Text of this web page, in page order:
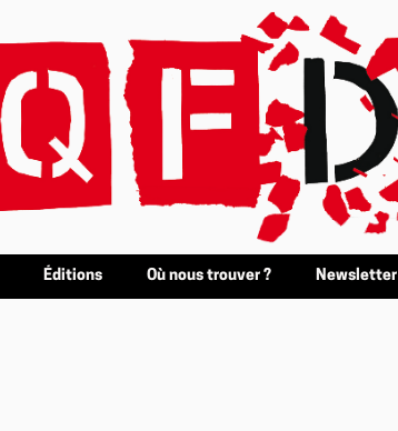
Éditions Où nous trouver ? Newsletter